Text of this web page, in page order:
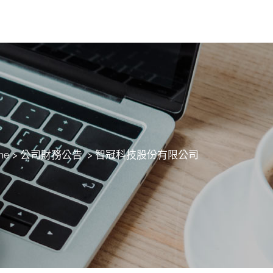
>公司財務公告 >智冠科技股份有限公司